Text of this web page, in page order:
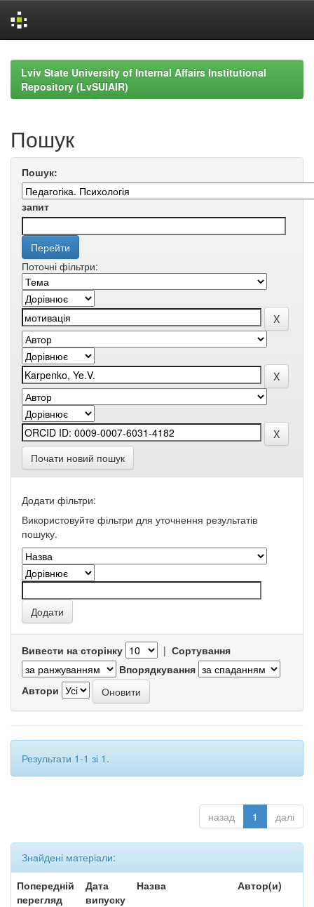
navigationLviv State University of Internal Affairs Institutional
Repository (LvSUIAIR)
Пошук
Пошук:
запит
Поточні фільтри:
Почати новий пошук
Додати фільтри:
Використовуйте фільтри для уточнення результатів
пошуку.
Вивести на сторінку | Сортування
Впорядкування
Автори
Результати 1-1 зі 1.
назад 1 далі
Знайдені матеріали:
Попередній
перегляд
Дата
випуску
Назва Автор(и)